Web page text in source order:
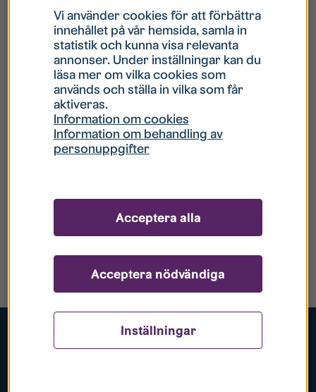
Populära sidor
Vi använder cookies för att förbättra
innehållet på vår hemsida, samla in
statistik och kunna visa relevanta
annonser. Under inställningar kan du
läsa mer om vilka cookies som
används och ställa in vilka som får
aktiveras.
Information om cookies
Information om behandling av
personuppgifter
Inställningar
Acceptera nödvändiga
Acceptera alla